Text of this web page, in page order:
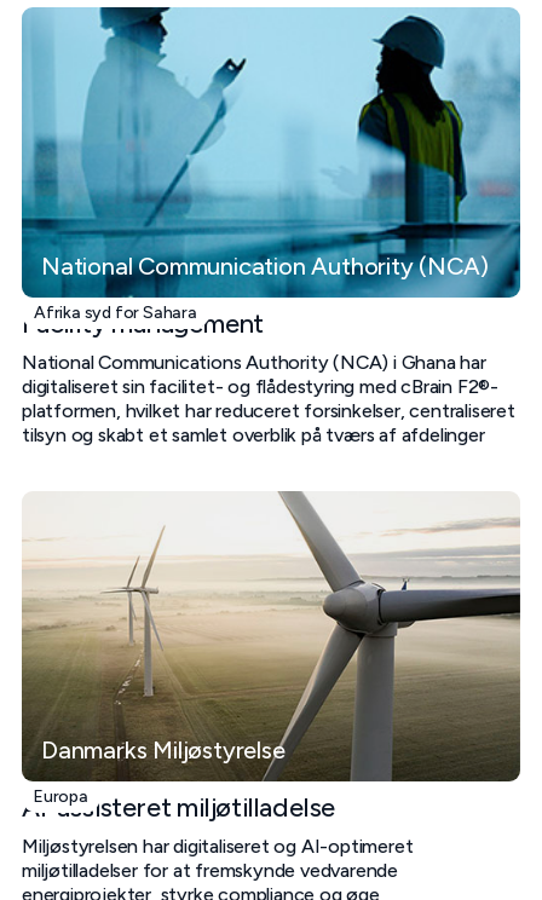
National Communication Authority (NCA)
Afrika syd for Sahara
Facility management
National Communications Authority (NCA) i Ghana har
digitaliseret sin facilitet- og flådestyring med cBrain F2®-
platformen, hvilket har reduceret forsinkelser, centraliseret
tilsyn og skabt et samlet overblik på tværs af afdelinger
Danmarks Miljøstyrelse
Europa
AI-assisteret miljøtilladelse
Miljøstyrelsen har digitaliseret og AI-optimeret
miljøtilladelser for at fremskynde vedvarende
energiprojekter, styrke compliance og øge